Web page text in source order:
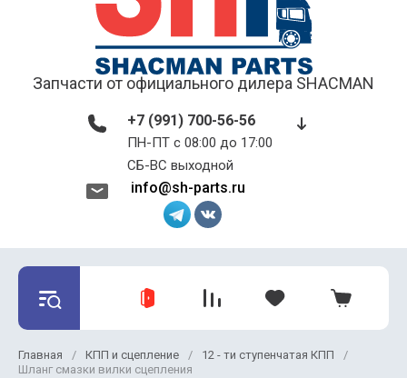
Запчасти от официального дилера SHACMAN
+7 (991) 700-56-56
ПН-ПТ с 08:00 до 17:00 ​​​​​​​
СБ-ВС выходной
info@sh-parts.ru
Главная / КПП и сцепление / 12 - ти ступенчатая КПП
/
Шланг смазки вилки сцепления